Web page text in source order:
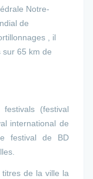
Notre-
de
, il
sur 65 km de
(festival
international de
festival de BD
titres de la ville la